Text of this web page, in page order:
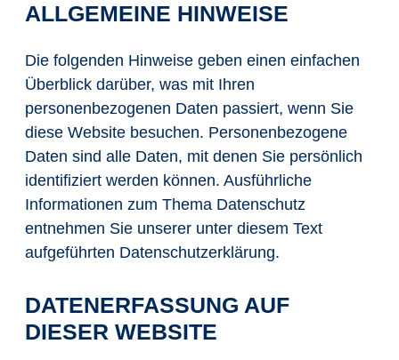
ALLGEMEINE HINWEISE
Die folgenden Hinweise geben einen einfachen
Überblick darüber, was mit Ihren
personenbezogenen Daten passiert, wenn Sie
diese Website besuchen. Personenbezogene
Daten sind alle Daten, mit denen Sie persönlich
identifiziert werden können. Ausführliche
Informationen zum Thema Datenschutz
entnehmen Sie unserer unter diesem Text
aufgeführten Datenschutzerklärung.
DATENERFASSUNG AUF
DIESER WEBSITE